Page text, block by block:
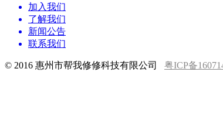
加入我们
了解我们
新闻公告
联系我们
© 2016 惠州市帮我修修科技有限公司 粤ICP备